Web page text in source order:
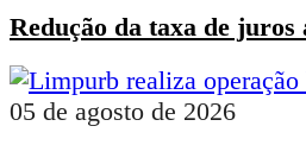
Redução da taxa de
05 de agosto de 2026